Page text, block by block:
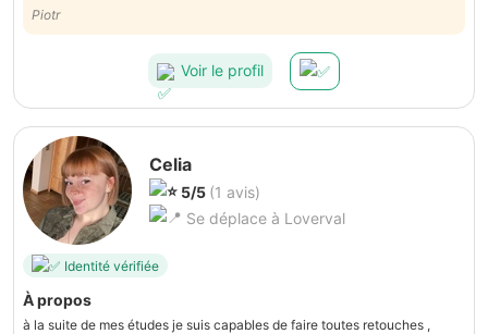
Piotr
Voir le profil
Celia
5/5 (1 avis)
Se déplace à Loverval
Identité vérifiée
À propos
à la suite de mes études je suis capables de faire toutes retouches ,